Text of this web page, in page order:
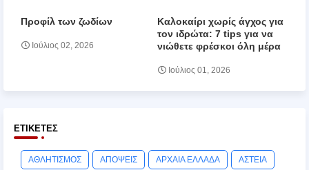
Προφίλ των ζωδίων
Ιούλιος 02, 2026
Καλοκαίρι χωρίς άγχος για
τον ιδρώτα: 7 tips για να
νιώθετε φρέσκοι όλη μέρα
Ιούλιος 01, 2026
ΕΤΙΚΈΤΕΣ
ΑΘΛΗΤΙΣΜΟΣ ΑΠΟΨΕΙΣ ΑΡΧΑΙΑ ΕΛΛΑΔΑ ΑΣΤΕΙΑ